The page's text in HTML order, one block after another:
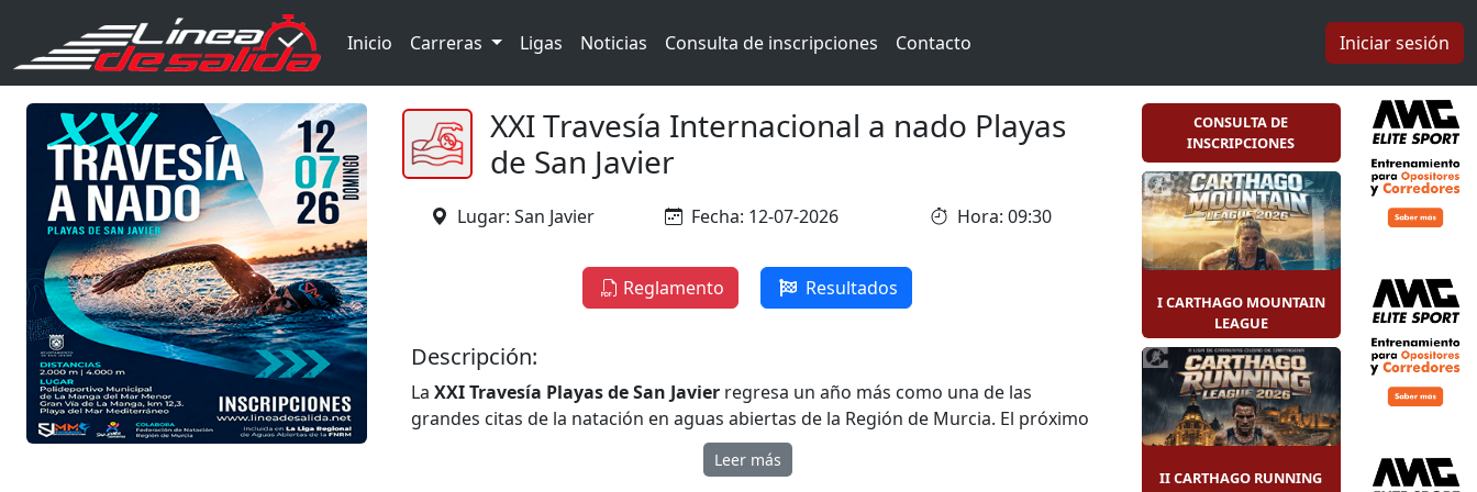
Inicio Carreras Ligas Noticias Consulta de inscripciones Contacto Iniciar sesión
XXI Travesía Internacional a nado Playas
de San Javier
Lugar: San Javier Fecha: 12-07-2026 Hora: 09:30
Reglamento Resultados
Descripción:
La XXI Travesía Playas de San Javier regresa un año más como una de las
grandes citas de la natación en aguas abiertas de la Región de Murcia. El próximo
domingo 12 de julio de 2026, nadadores de todos los niveles volverán a disfrutar
de una experiencia única en las aguas del Mar Mediterráneo, en pleno corazón de
Leer más
CONSULTA DE
INSCRIPCIONES
I CARTHAGO MOUNTAIN
LEAGUE
II CARTHAGO RUNNING